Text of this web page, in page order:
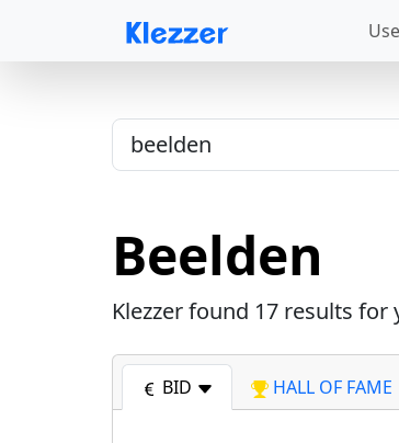
Beelden
Klezzer found 17 results for
BID HALL OF FAME